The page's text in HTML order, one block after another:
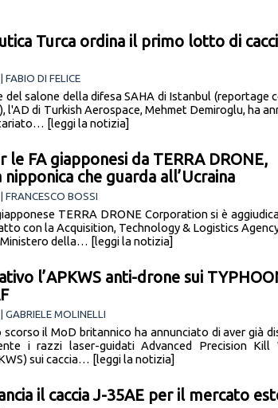
Turca ordina il primo lotto di
DI FELICE
del salone della difesa SAHA di Istanbul (reportage
l'AD di Turkish Aerospace, Mehmet Demiroglu, ha
[leggi la notizia]
le FA giapponesi da TERRA DRONE,
nipponica che guarda all’Ucraina
BOSSI
TERRA DRONE Corporation si è
con la Acquisition, Technology & Logistics
della… [leggi la notizia]
l’APKWS anti-drone sui
MOLINELLI
scorso il MoD britannico ha annunciato di aver già
i razzi laser-guidati Advanced Precision Kill
sui caccia… [leggi la notizia]
il caccia J-35AE per il mercato